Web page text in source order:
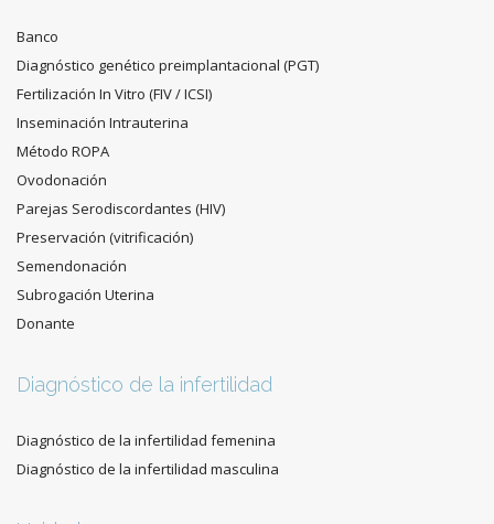
Banco
Diagnóstico genético preimplantacional (PGT)
Fertilización In Vitro (FIV / ICSI)
Inseminación Intrauterina
Método ROPA
Ovodonación
Parejas Serodiscordantes (HIV)
Preservación (vitrificación)
Semendonación
Subrogación Uterina
Donante
Diagnóstico de la infertilidad
Diagnóstico de la infertilidad femenina
Diagnóstico de la infertilidad masculina